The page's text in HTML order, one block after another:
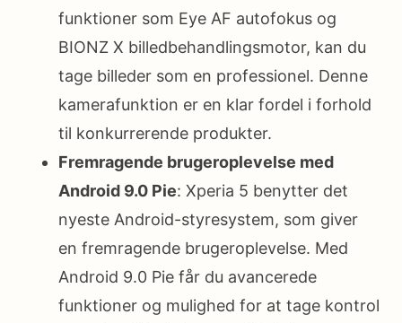
funktioner som Eye AF autofokus og
BIONZ X billedbehandlingsmotor, kan du
tage billeder som en professionel. Denne
kamerafunktion er en klar fordel i forhold
til konkurrerende produkter.
Fremragende brugeroplevelse med
Android 9.0 Pie: Xperia 5 benytter det
nyeste Android-styresystem, som giver
en fremragende brugeroplevelse. Med
Android 9.0 Pie får du avancerede
funktioner og mulighed for at tage kontrol